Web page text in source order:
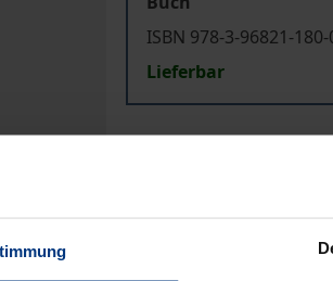
ISBN 978-3-96821-180-
Lieferbar
Preisangaben inkl. MwSt.
Hinweise zu Versandkosten